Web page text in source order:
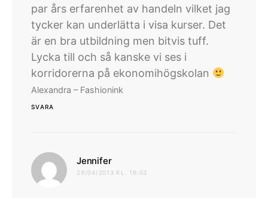
par års erfarenhet av handeln vilket jag
tycker kan underlätta i visa kurser. Det
är en bra utbildning men bitvis tuff.
Lycka till och så kanske vi ses i
korridorerna på ekonomihögskolan
Alexandra – Fashionink
SVARA
Jenniferskriver:
29/04/2013 KL. 16:03